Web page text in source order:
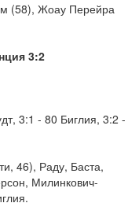
(58), Жоау Перейра
3:2
3:1 - 80 Биглия, 3:2 -
46), Раду, Баста,
Милинкович-